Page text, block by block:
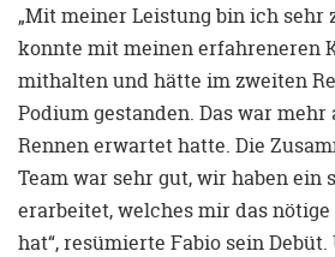
„Mit meiner Leistung bin ich sehr
konnte mit meinen erfahreneren
mithalten und hätte im zweiten
Podium gestanden. Das war
Rennen erwartet hatte. Die
Team war sehr gut, wir haben ein
erarbeitet, welches mir das
hat“, resümierte Fabio sein